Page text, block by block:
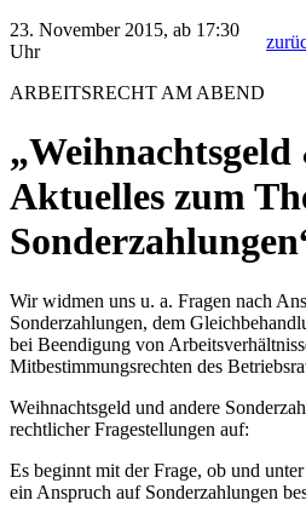
23. November 2015, ab 17:30
Uhr
ARBEITSRECHT AM ABEND
Aktuelles zum
Wir widmen uns u. a. Fragen nach
Sonderzahlungen, dem
bei Beendigung von
Mitbestimmungsrechten des
Weihnachtsgeld und andere
rechtlicher Fragestellungen auf:
Es beginnt mit der Frage, ob und
ein Anspruch auf Sonderzahlungen